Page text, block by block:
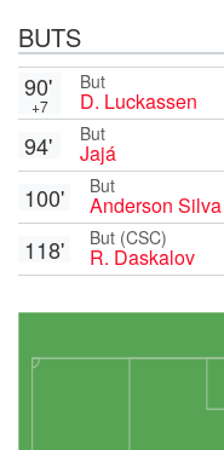
BUTS
But
D. Luckassen
90'
+7
But
Jajá
94'
But
Anderson Silva
100'
But (CSC)
R. Daskalov
118'